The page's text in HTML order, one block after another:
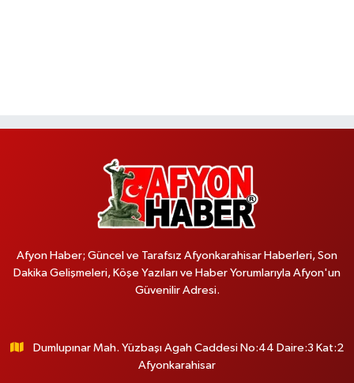
Afyon Haber; Güncel ve Tarafsız Afyonkarahisar Haberleri, Son
Dakika Gelişmeleri, Köşe Yazıları ve Haber Yorumlarıyla Afyon'un
Güvenilir Adresi.
Dumlupınar Mah. Yüzbaşı Agah Caddesi No:44 Daire:3 Kat:2
Afyonkarahisar